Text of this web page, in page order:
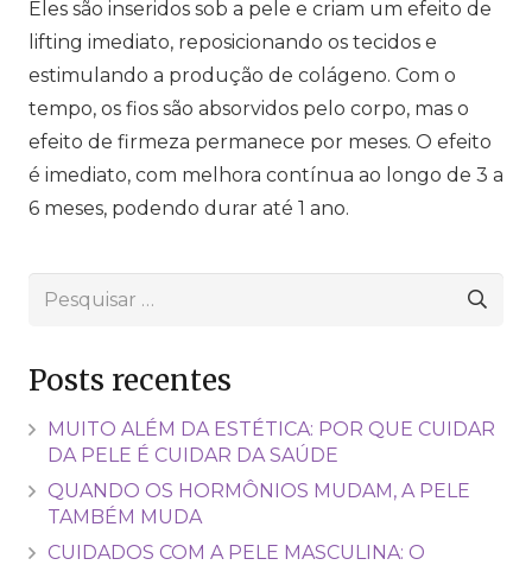
Eles são inseridos sob a pele e criam um efeito de
lifting imediato, reposicionando os tecidos e
estimulando a produção de colágeno. Com o
tempo, os fios são absorvidos pelo corpo, mas o
efeito de firmeza permanece por meses. O efeito
é imediato, com melhora contínua ao longo de 3 a
6 meses, podendo durar até 1 ano.
Pesquisar
Posts recentes
MUITO ALÉM DA ESTÉTICA: POR QUE CUIDAR
DA PELE É CUIDAR DA SAÚDE
QUANDO OS HORMÔNIOS MUDAM, A PELE
TAMBÉM MUDA
CUIDADOS COM A PELE MASCULINA: O